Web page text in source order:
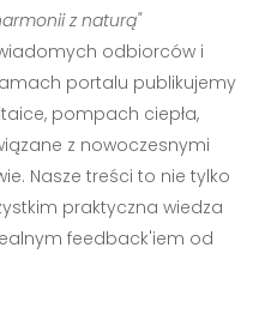
z naturą"
odbiorców i
portalu publikujemy
pompach ciepła,
z nowoczesnymi
Nasze treści to nie tylko
praktyczna wiedza
feedback'iem od